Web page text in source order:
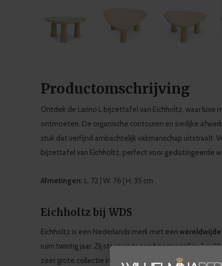
Productomschrijving
Ontdek de Larino L bijzettafel van Eichholtz, waar luxe
ontmoeten. De organische contouren en sierlijke
stuk dat verfijnd ambachtelijk vakmanschap uitstraalt.
bijzettafel van Eichholtz, perfect voor gedistingeerde
Afmetingen: L. 72 | W. 76 | H. 35 cm
Eichholtz bij WDS
Eichholtz is een Nederlands merk met een
ruim twintig jaar. Zij staan voor een hoogwaardige
zeer grote collectie in meubels en woonaccessoires. Bij